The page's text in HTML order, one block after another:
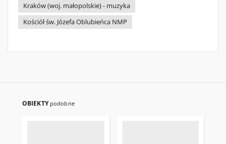
Kraków (woj. małopolskie) - muzyka
Kościół św. Józefa Oblubieńca NMP
OBIEKTY podobne